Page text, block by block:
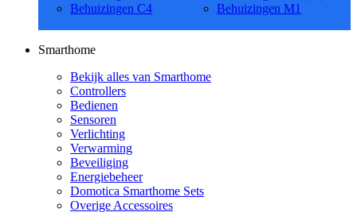
Behuizingen C4
Behuizingen M1
Smarthome
Bekijk alles van Smarthome
Controllers
Bedienen
Sensoren
Verlichting
Verwarming
Beveiliging
Energiebeheer
Domotica Smarthome Sets
Overige Accessoires